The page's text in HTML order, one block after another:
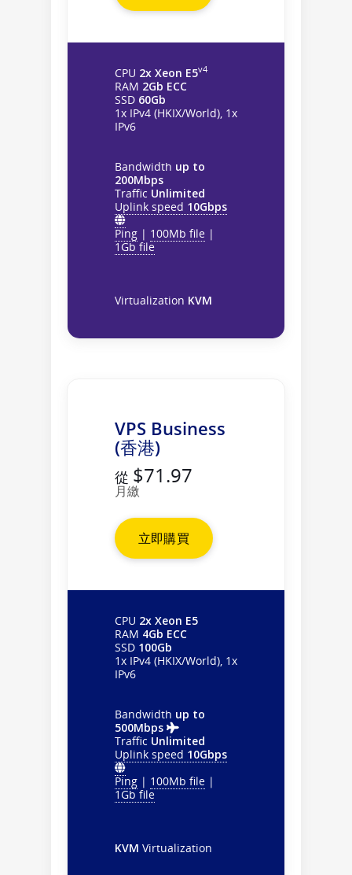
CPU 2x Xeon E5v4
RAM 2Gb ECC
SSD 60Gb
1x IPv4 (HKIX/World), 1x
IPv6
Bandwidth up to
200Mbps
Traffic Unlimited
Uplink speed 10Gbps
Ping| 100Mb file|
1Gb file
Virtualization KVM
VPS Business
(香港)
從 $71.97
月繳
立即購買
CPU 2x Xeon E5
RAM 4Gb ECC
SSD 100Gb
1x IPv4 (HKIX/World), 1x
IPv6
Bandwidth up to
500Mbps
Traffic Unlimited
Uplink speed 10Gbps
Ping| 100Mb file|
1Gb file
KVM Virtualization